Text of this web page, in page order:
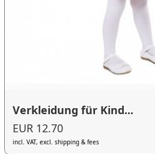
Verkleidung für Kind...
EUR 12.70
incl. VAT, excl. shipping & fees